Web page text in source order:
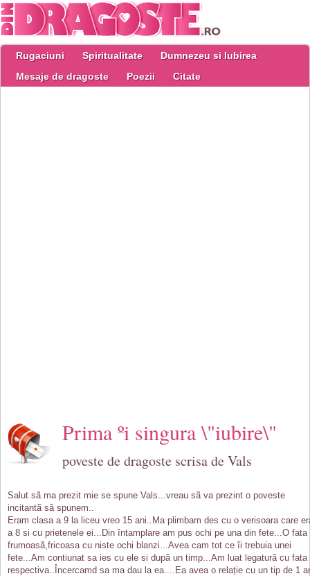
Rugaciuni Spiritualitate
Dumnezeu si Iubirea
Mesaje de dragoste
Poezii Citate
Prima ºi singura \"iubire\"
poveste de dragoste scrisa de Vals
Salut sã ma prezit mie se spune Vals...vreau sã va prezint o poveste
incitantã sã spunem..
Eram clasa a 9 la liceu vreo 15 ani..Ma plimbam des cu o verisoara care
a 8 si cu prietenele ei...Din întamplare am pus ochi pe una din fete...O fata
frumoasã,fricoasa cu niste ochi blanzi...Avea cam tot ce îi trebuia unei
fete...Am contiunat sa ies cu ele si dupã un timp...Am luat legaturã cu fata
respectiva..Încercamd sa ma dau la ea....Ea avea o relație cu un tip de 1